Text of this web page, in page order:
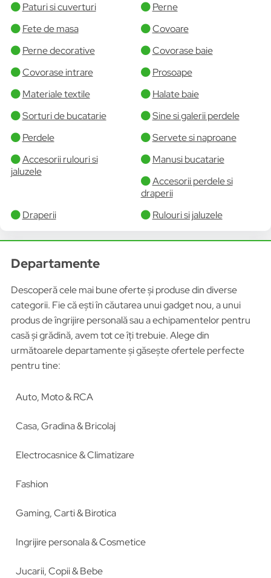
Paturi si cuverturi
Perne
Fete de masa
Covoare
Perne decorative
Covorase baie
Covorase intrare
Prosoape
Materiale textile
Halate baie
Sorturi de bucatarie
Sine si galerii perdele
Perdele
Servete si naproane
Accesorii rulouri si
jaluzele
Manusi bucatarie
Accesorii perdele si
draperii
Draperii
Rulouri si jaluzele
Departamente
Descoperă cele mai bune oferte și produse din diverse
categorii. Fie că ești în căutarea unui gadget nou, a unui
produs de îngrijire personală sau a echipamentelor pentru
casă și grădină, avem tot ce îți trebuie. Alege din
următoarele departamente și găsește ofertele perfecte
pentru tine:
Auto, Moto & RCA
Casa, Gradina & Bricolaj
Electrocasnice & Climatizare
Fashion
Gaming, Carti & Birotica
Ingrijire personala & Cosmetice
Jucarii, Copii & Bebe